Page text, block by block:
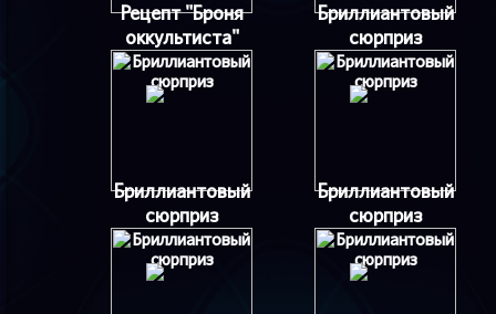
Рецепт "Броня
оккультиста"
Бриллиантовый
сюрприз
Бриллиантовый
сюрприз
Бриллиантовый
сюрприз